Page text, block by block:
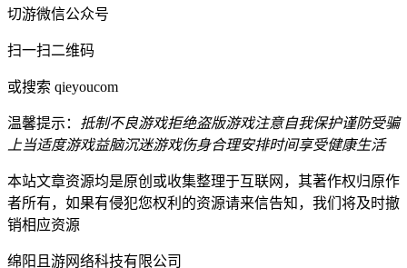
切游微信公众号
扫一扫二维码
或搜索 qieyoucom
温馨提示： 抵制不良游戏拒绝盗版游戏注意自我保护谨防受骗
上当适度游戏益脑沉迷游戏伤身合理安排时间享受健康生活
本站文章资源均是原创或收集整理于互联网，其著作权归原作
者所有，如果有侵犯您权利的资源请来信告知，我们将及时撤
销相应资源
绵阳且游网络科技有限公司